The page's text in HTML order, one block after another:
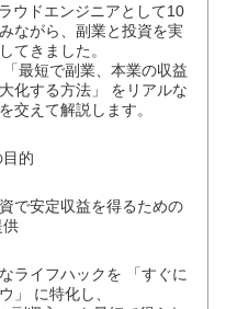
ウドエンジニアとして10
ながら、副業と投資を実
てきました。
最短で副業、本業の収益
化する方法」 をリアルな
交えて解説します。
的
で安定収益を得るための
供
ライフハックを 「すぐに
」 に特化し、